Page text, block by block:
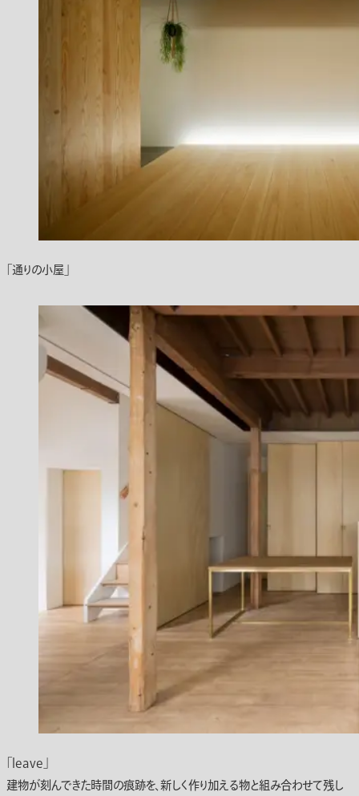
「通りの小屋」
「leave」
建物が刻んできた時間の痕跡を、新しく作り加える物と組み合わせて残し